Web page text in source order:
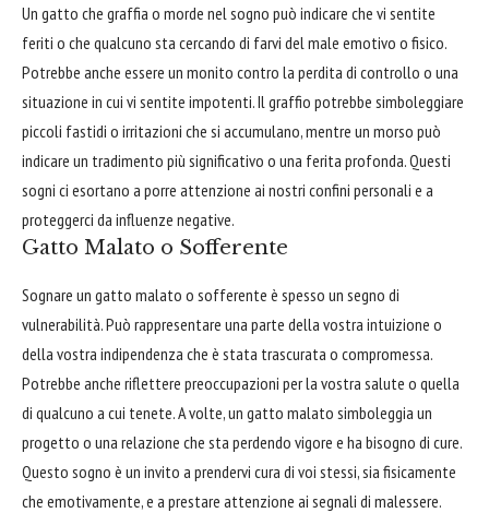
Un gatto che graffia o morde nel sogno può indicare che vi sentite
feriti o che qualcuno sta cercando di farvi del male emotivo o fisico.
Potrebbe anche essere un monito contro la perdita di controllo o una
situazione in cui vi sentite impotenti. Il graffio potrebbe simboleggiare
piccoli fastidi o irritazioni che si accumulano, mentre un morso può
indicare un tradimento più significativo o una ferita profonda. Questi
sogni ci esortano a porre attenzione ai nostri confini personali e a
proteggerci da influenze negative.
Gatto Malato o Sofferente
Sognare un gatto malato o sofferente è spesso un segno di
vulnerabilità. Può rappresentare una parte della vostra intuizione o
della vostra indipendenza che è stata trascurata o compromessa.
Potrebbe anche riflettere preoccupazioni per la vostra salute o quella
di qualcuno a cui tenete. A volte, un gatto malato simboleggia un
progetto o una relazione che sta perdendo vigore e ha bisogno di cure.
Questo sogno è un invito a prendervi cura di voi stessi, sia fisicamente
che emotivamente, e a prestare attenzione ai segnali di malessere.